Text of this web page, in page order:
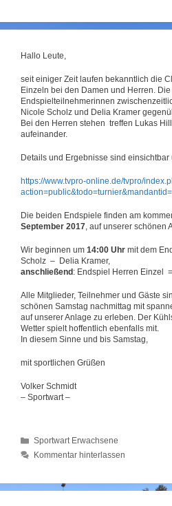
Hallo Leute,
seit einiger Zeit laufen bekanntlich die
Einzeln bei den Damen und Herren.
Endspielteilnehmerinnen
Nicole Scholz und Delia Kramer
Bei den Herren stehen treffen Lukas
aufeinander.
Details und Ergebnisse sind einsichtbar
https://www.tvpro-online.de/tvpro/
Die beiden Endspiele finden am
September 2017, auf unserer schönen
Wir beginnen um 14:00 Uhr mit dem
Scholz – Delia Kramer,
anschließend : Endspiel Herren Einzel
Alle Mitglieder, Teilnehmer und Gäste
schönen Samstag nachmittag mit
auf unserer Anlage zu erleben. Der
Wetter spielt hoffentlich ebenfalls mit.
In diesem Sinne und bis Samstag,
mit sportlichen Grüßen
Volker Schmidt
– Sportwart –
Kategorien
Sportwart Erwachsene
Kommentar hinterlassen